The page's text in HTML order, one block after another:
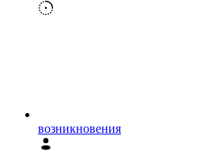
возникновения